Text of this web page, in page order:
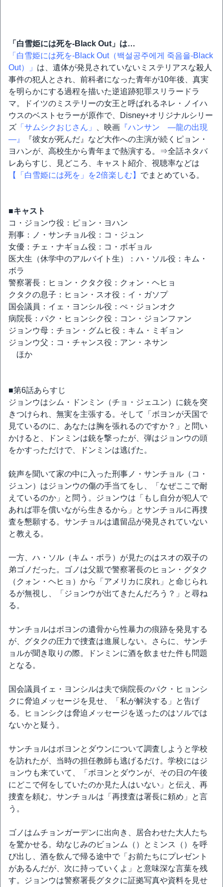
「白雪姫には死を-Black Out」は…
「白雪姫には死を-Black Out（백설공주에게 죽음을-Black
Out）」 は、遺体が発見されていないミステリアスな殺人
事件の犯人とされ、前科者になった青年が10年後、真実
を明らかにする過程を描いた逆追跡犯罪スリラードラ
マ。ドイツのミステリーの女王と呼ばれるネレ・ノイハ
ウスのベストセラーが原作で、Disney+オリジナルシリー
ズ 「サムシクおじさん」 、映画 『ハンサン ―龍の出現
―』
『彼女が死んだ』など大作への主演が続くピョン・
ヨハンが、高校生から青年まで熱演する。⇒全話ネタバ
レあらすじ、見どころ、キャスト紹介、視聴率などは
【「白雪姫には死を」を2倍楽しむ】 でまとめている。
■キャスト
コ・ジョンウ役：ピョン・ヨハン
刑事：ノ・サンチョル役：コ・ジュン
女優：チェ・ナギョム役：コ・ボギョル
医大生（休学中のアルバイト生）：ハ・ソル役：キム・
ボラ
警察署長：ヒョン・クタク役：クォン・ヘヒョ
クタクの息子：ヒョン・スオ役：イ・ガソプ
国会議員：イェ・ヨンシル役：ぺ・ジョンオク
病院長：パク・ヒョンシク役：コン・ジョンファン
ジョンウ母：チョン・グムヒ役：キム・ミギョン
ジョンウ父：コ・チャンス役：アン・ネサン
ほか
■第6話あらすじ
ジョンウはシム・ドンミン（チョ・ジェユン）に銃を突
きつけられ、無実を主張する。そして「ボヨンが天国で
見ているのに、あなたは胸を張れるのですか？」と問い
かけると、ドンミンは銃を撃ったが、弾はジョンウの頭
をかすっただけで、ドンミンは逃げた。
銃声を聞いて家の中に入った刑事ノ・サンチョル（コ・
ジュン）はジョンウの傷の手当てをし、「なぜここで耐
えているのか」と問う。ジョンウは「もし自分が犯人で
あれば罪を償いながら生きるから」とサンチョルに再捜
査を懇願する。サンチョルは遺留品が発見されていない
と教える。
一方、ハ・ソル（キム・ボラ）が見たのはスオの双子の
弟ゴノだった。ゴノは父親で警察署長のヒョン・グタク
（クォン・ヘヒョ）から「アメリカに戻れ」と命じられ
るが無視し、「ジョンウが出てきたんだろう？」と尋ね
る。
サンチョルはボヨンの遺骨から性暴力の痕跡を発見する
が、グタクの圧力で捜査は進展しない。さらに、サンチ
ョルが聞き取りの際。ドンミンに酒を飲ませた件も問題
となる。
国会議員イェ・ヨンシルは夫で病院長のパク・ヒョンシ
クに脅迫メッセージを見せ、「私が解決する」と告げ
る。ヒョンシクは脅迫メッセージを送ったのはソルでは
ないかと疑う。
サンチョルはボヨンとダウンについて調査しようと学校
を訪れたが、当時の担任教師も逃げるだけ。学校にはジ
ョンウも来ていて、「ボヨンとダウンが、その日の午後
にどこで何をしていたのか見た人はいない」と伝え、再
捜査を頼む。サンチョルは「再捜査は署長に頼め」と言
う。
ゴノはムチョンガーデンに出向き、居合わせた大人たち
を驚かせる。幼なじみのビョンム（）とミンス（）を呼
び出し、酒を飲んで帰る途中で「お前たちにプレゼント
があるんだが、次に持っていくよ」と意味深な言葉を残
す。ジョンウは警察署長グタクに証拠写真や資料を見せ